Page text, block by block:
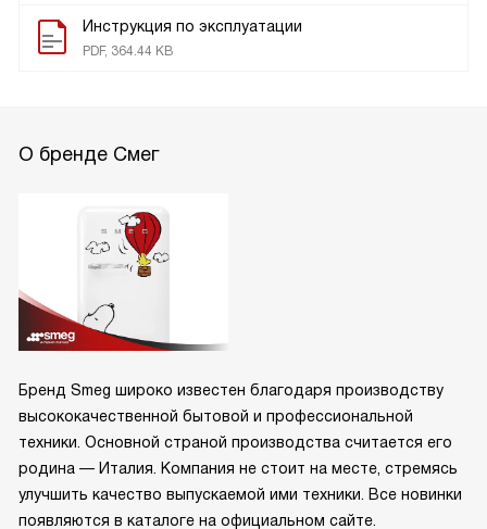
Инструкция по эксплуатации
PDF, 364.44 KB
О бренде Смег
Бренд Smeg широко известен благодаря производству
высококачественной бытовой и профессиональной
техники. Основной страной производства считается его
родина — Италия. Компания не стоит на месте, стремясь
улучшить качество выпускаемой ими техники. Все новинки
появляются в каталоге на официальном сайте.